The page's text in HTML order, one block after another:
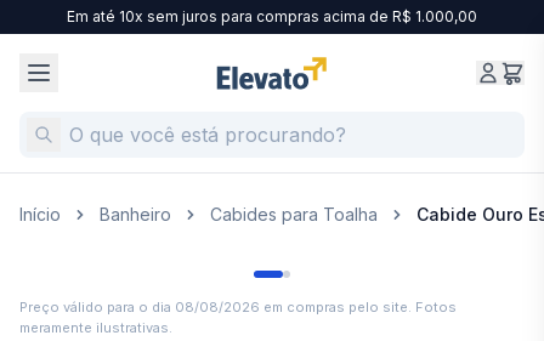
Em até 10x sem juros para compras acima de R$ 1.000,00
Início Banheiro Cabides para Toalha Cabide Ouro
Preço válido para o dia 08/08/2026 em compras pelo site. Fotos
meramente ilustrativas.